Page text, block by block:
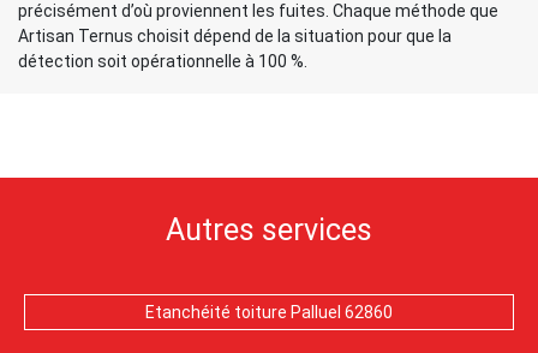
précisément d’où proviennent les fuites. Chaque méthode que
Artisan Ternus choisit dépend de la situation pour que la
détection soit opérationnelle à 100 %.
Autres services
Etanchéité toiture Palluel 62860